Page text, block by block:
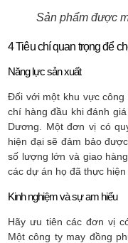
Sản phẩm được
4 Tiêu chí quan trọng để
Năng lực sản xuất
Đối với một khu vực
chí hàng đầu khi đánh
Dương. Một đơn vị có
hiện đại sẽ đảm bảo
số lượng lớn và giao
các dự án họ đã thực
Kinh nghiệm và sự am hiểu
Hãy ưu tiên các đơn vị
Một công ty may đồng